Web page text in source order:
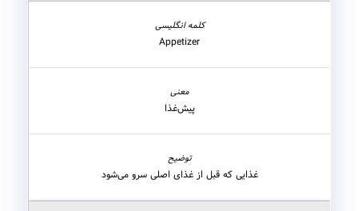
Appetizer
پیش‌غذا
غذایی که قبل از غذای اصلی سرو می‌شود